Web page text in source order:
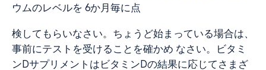
ウムのレベルを 6か月毎に点
検してもらいなさい。ちょうど始まっている場合は、
事前にテストを受けることを確かめ なさい。ビタミ
ンDサプリメントはビタミンDの結果に応じてさまざ